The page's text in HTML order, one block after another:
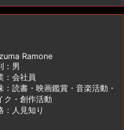
Ramone
：男
：会社員
：読書・映画鑑賞・音楽活動・
ク・創作活動
：人見知り